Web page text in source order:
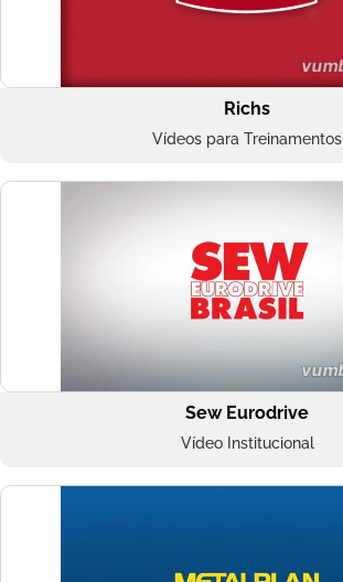
Richs
Vídeos para Treinamentos
Sew Eurodrive
Vídeo Institucional